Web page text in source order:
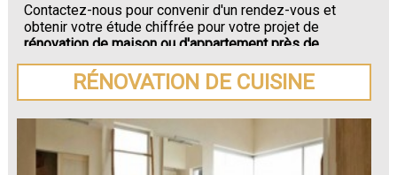
Contactez-nous pour convenir d'un rendez-vous et
obtenir votre étude chiffrée pour votre projet de
rénovation de maison ou d'appartement près de
Brumath.
RÉNOVATION DE CUISINE